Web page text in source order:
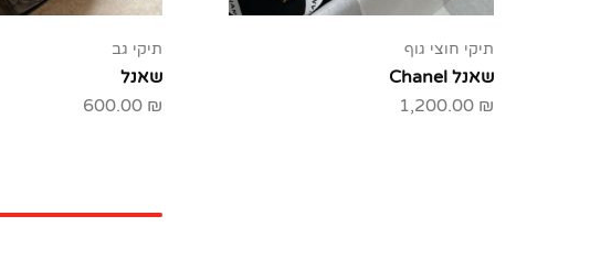
תיקי חוצי גוף
שאנל Chanel
1,200.00 ₪
תיקי גב
שאנל
600.00 ₪